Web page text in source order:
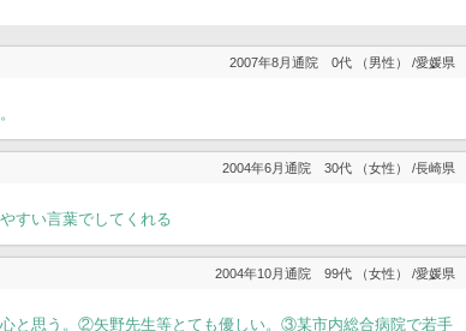
2007年8月通院 0代 （男性） /愛媛県
2004年6月通院 30代 （女性） /長崎県
すい言葉でしてくれる
2004年10月通院 99代 （女性） /愛媛県
と思う。②矢野先生等とても優しい。③某市内総合病院で若手